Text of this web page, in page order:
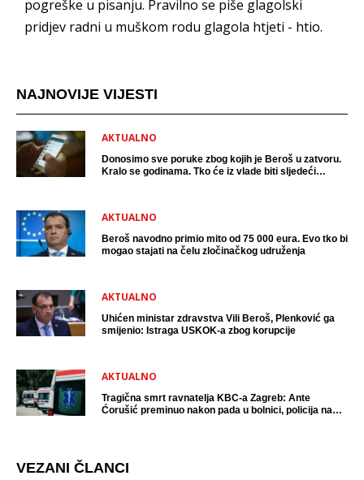
pogreške u pisanju. Pravilno se piše glagolski
pridjev radni u muškom rodu glagola htjeti - htio.
NAJNOVIJE VIJESTI
AKTUALNO
Donosimo sve poruke zbog kojih je Beroš u zatvoru.
Kralo se godinama. Tko će iz vlade biti sljedeći
AKTUALNO
Beroš navodno primio mito od 75 000 eura. Evo tko bi
mogao stajati na čelu zločinačkog udruženja
AKTUALNO
Uhićen ministar zdravstva Vili Beroš, Plenković ga
smijenio: Istraga USKOK-a zbog korupcije
AKTUALNO
Tragična smrt ravnatelja KBC-a Zagreb: Ante
Ćorušić preminuo nakon pada u bolnici, policija na
VEZANI ČLANCI